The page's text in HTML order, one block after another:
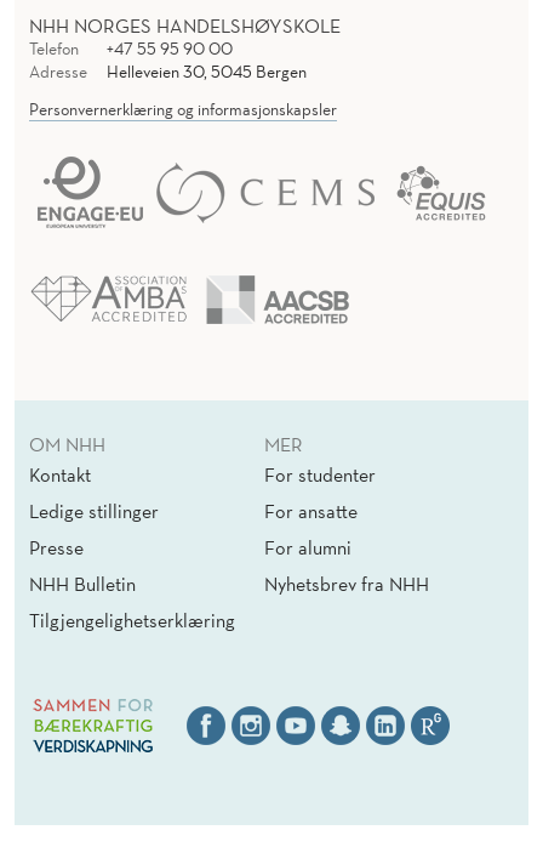
NHH NORGES HANDELSHØYSKOLE
Telefon
+47 55 95 90 00
Adresse
Helleveien 30, 5045 Bergen
Personvernerklæring og informasjonskapsler
OM NHH
Kontakt
Ledige stillinger
Presse
NHH Bulletin
Tilgjengelighetserklæring
MER
For studenter
For ansatte
For alumni
Nyhetsbrev fra NHH